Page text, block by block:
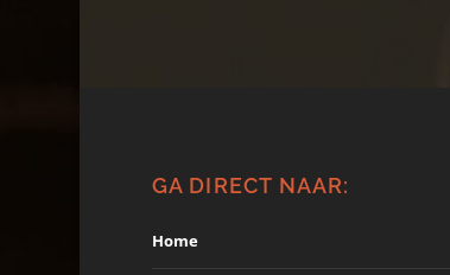
GA DIRECT NAAR:
Home